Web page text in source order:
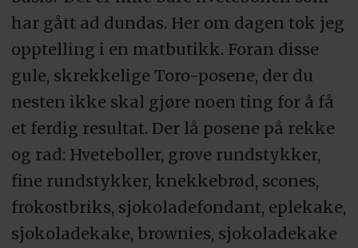
har gått ad dundas. Her om dagen tok jeg
opptelling i en matbutikk. Foran disse
gule, skrekkelige Toro-posene, der du
nesten ikke skal gjøre noen ting for å få
et ferdig resultat. Der lå posene på rekke
og rad: Hveteboller, grove rundstykker,
fine rundstykker, knekkebrød, scones,
frokostbriks, sjokoladefondant, eplekake,
sjokoladekake, brownies, sjokoladekake